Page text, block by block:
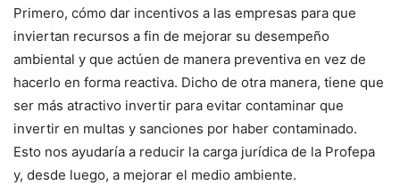
Primero, cómo dar incentivos a las empresas para que
inviertan recursos a fin de mejorar su desempeño
ambiental y que actúen de manera preventiva en vez de
hacerlo en forma reactiva. Dicho de otra manera, tiene que
ser más atractivo invertir para evitar contaminar que
invertir en multas y sanciones por haber contaminado.
Esto nos ayudaría a reducir la carga jurídica de la Profepa
y, desde luego, a mejorar el medio ambiente.